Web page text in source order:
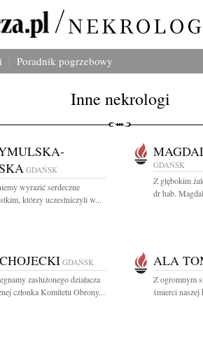
Poradnik pogrzebowy
Inne nekrologi
GDAŃSK
wyrazić serdeczne
którzy uczestniczyli w...
GDAŃSK
Z głębokim
dr hab.
GDAŃSK
zasłużonego działacza
członka Komitetu Obrony...
ALA
Z ogromnym
śmierci